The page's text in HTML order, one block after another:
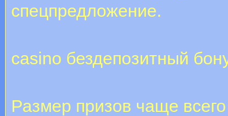
спецпредложение.
casino бездепозитный
Размер призов чаще